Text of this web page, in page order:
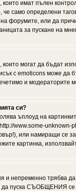
имат пълен
само определени
форумите, или да
за пускане на
могат да бъдат
с emoticons може да
и модераторите
си?
ъплоуд на
www.some-
или намиращи се
картинка,
трябва да
да пуска СЪОБЩЕНИЯ се